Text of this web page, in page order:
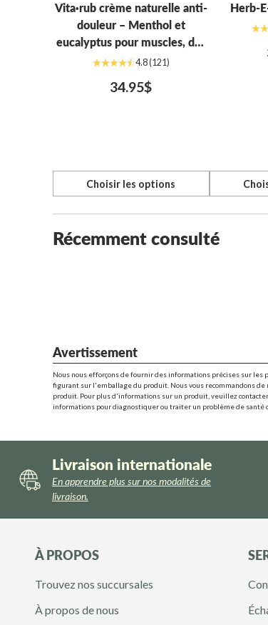
Vita·rub crème naturelle anti-
douleur – Menthol et
eucalyptus pour muscles, dos
et arthrite (400g)
4.8(121)
34.95$
Choisir les options
Quantité
Herb-
Quantité
Récemment consulté
Avertissement
Nous nous efforçons de fournir des informations précises sur
figurant sur l'emballage du produit. Nous vous recommandons
produit. Pour plus d'informations sur un produit, veuillez
informations pour diagnostiquer ou traiter un problème de santé
Livraison internationale
En apprendre plus sur nos modalités de
livraison.
À PROPOS
Trouvez nos succursales
À propos de nous